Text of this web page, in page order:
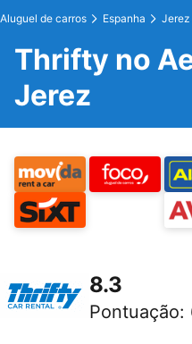
Aluguel de carros Espanha Jerez
Thrifty no
Jerez
8.3
Pontuação: